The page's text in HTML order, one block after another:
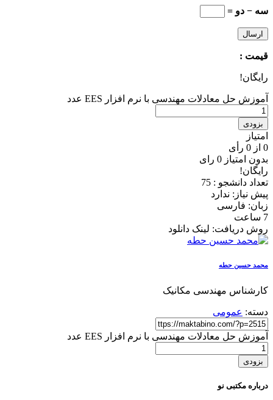
سه − دو =
قیمت :
رایگان!
آموزش حل معادلات مهندسی با نرم افزار EES عدد
بزودی
امتیاز
0 از 0 رأی
بدون امتیاز 0 رای
رایگان!
تعداد دانشجو : 75
پیش نیاز: ندارد
زبان: فارسی
7 ساعت
روش دریافت: لینک دانلود
محمد حسین حطه
کارشناس مهندسی مکانیک
دسته: عمومی
آموزش حل معادلات مهندسی با نرم افزار EES عدد
بزودی
درباره مکتبی نو